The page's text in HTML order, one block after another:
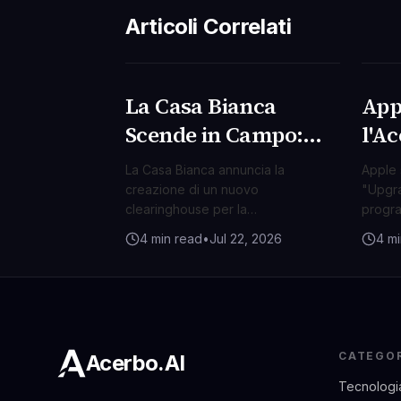
Articoli Correlati
TECNOLOGIA
La Casa Bianca
Scende in Campo:
Nasce il Polo AI per
la Cybersicurezza
Nazionale
La Casa Bianca annuncia la
creazione di un nuovo
clearinghouse per la
cybersicurezza basata
sull'intelligenza artificiale, un passo
4 min read•Jul 22, 2026
Apple
4
Acerbo.AI